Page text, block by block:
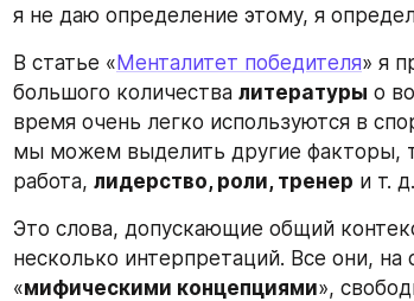
я не даю определение этому, я
В статье « Менталитет победителя» я
большого количества литературы о
время очень легко используются в
мы можем выделить другие факторы,
работа, лидерство, роли, тренер и т. д.
Это слова, допускающие общий
несколько интерпретаций. Все они, на
«мифическими концепциями»,